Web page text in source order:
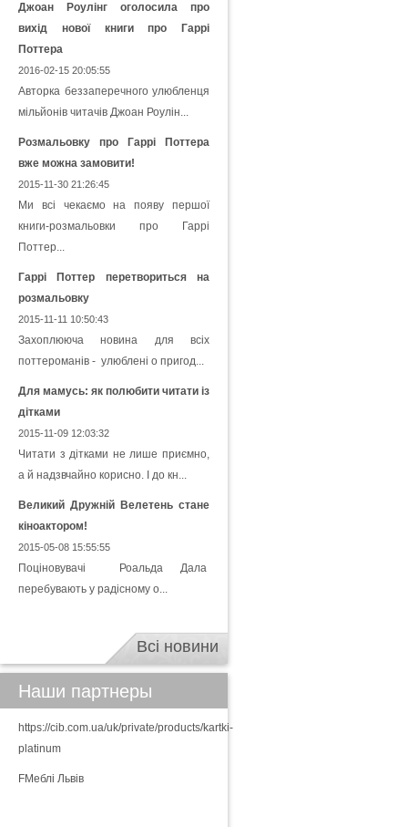
Джоан Роулінг оголосила про
вихід нової книги про Гаррі
Поттера
2016-02-15 20:05:55
Авторка беззаперечного улюбленця
мільйонів читачів Джоан Роулін...
Розмальовку про Гаррі Поттера
вже можна замовити!
2015-11-30 21:26:45
Ми всі чекаємо на появу першої
книги-розмальовки про Гаррі
Поттер...
Гаррі Поттер перетвориться на
розмальовку
2015-11-11 10:50:43
Захоплююча новина для всіх
поттероманів - улюблені о пригод...
Для мамусь: як полюбити читати із
дітками
2015-11-09 12:03:32
Читати з дітками не лише приємно,
а й надзвчайно корисно. І до кн...
Великий Дружній Велетень стане
кіноактором!
2015-05-08 15:55:55
Поціновувачі Роальда Дала
перебувають у радісному о...
Всі новини
Наши партнеры
https://cib.com.ua/uk/private/products/kartki-
platinum
FМеблі Львів